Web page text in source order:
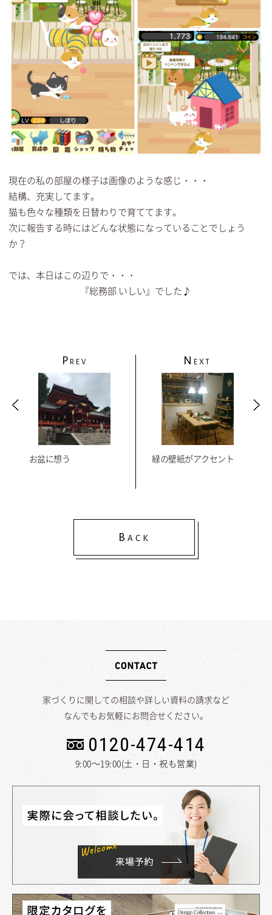
現在の私の部屋の様子は画像のような感じ・・・
結構、充実してます。
猫も色々な種類を日替わりで育ててます。
次に報告する時にはどんな状態になっていることでしょう
か？
では、本日はこの辺りで・・・
『総務部 いしい』でした♪
P REV
お盆に想う 緑の壁紙がアクセント
N EXT
B ACK
家づくりに関しての相談や詳しい資料の請求など
なんでもお気軽にお問合せください。
0120-474-414
9:00～19:00(土・日・祝も営業)